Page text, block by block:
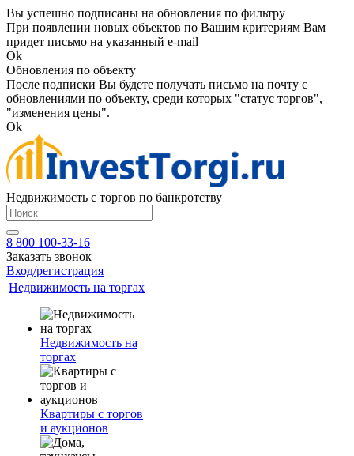
Вы успешно подписаны на обновления по фильтру
При появлении новых объектов по Вашим критериям Вам
придет письмо на указанный e-mail
Ok
Обновления по объекту
После подписки Вы будете получать письмо на почту с
обновлениями по объекту, среди которых "статус торгов",
"изменения цены".
Ok
Недвижимость с торгов по банкротству
8 800 100-33-16
Заказать звонок
Вход/регистрация
Недвижимость на торгах
Недвижимость на
торгах
Квартиры с торгов
и аукционов